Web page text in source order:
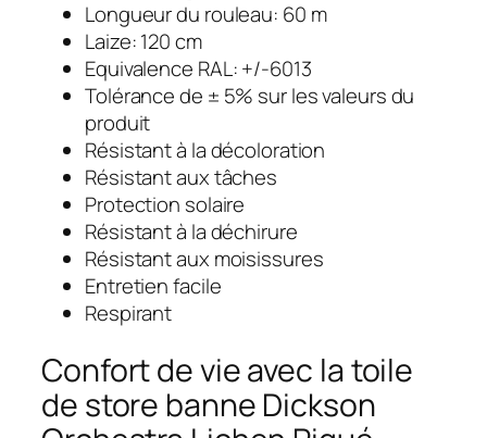
Longueur du rouleau: 60 m
Laize: 120 cm
Equivalence RAL: +/-6013
Tolérance de ± 5% sur les valeurs du
produit
Résistant à la décoloration
Résistant aux tâches
Protection solaire
Résistant à la déchirure
Résistant aux moisissures
Entretien facile
Respirant
Confort de vie avec la toile
de store banne Dickson